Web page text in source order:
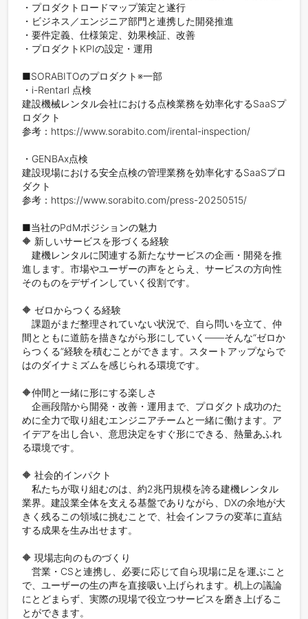
・プロダクトロードマップ策定と遂行
・ビジネス／エンジニア部門と連携した開発推進
・要件定義、仕様策定、効果検証、改善
・プロダクトKPIの設定・運用
■SORABITOのプロダクト※一部
・i-Rentarl 点検
建設機械レンタル会社における点検業務を効率化するSaaSプ
ロダクト
参考：https://www.sorabito.com/irental-inspection/
・GENBAx点検
建設現場における安全点検の管理業務を効率化するSaaSプロ
ダクト
参考：https://www.sorabito.com/press-20250515/
■当社のPdMポジションの魅力
🔶 新しいサービスを形づくる経験
建機レンタルに関連する新たなサービスの企画・開発を推
進します。市場やユーザーの声をとらえ、サービスの方向性
そのものをデザインしていく役割です。
🔶 ゼロからつくる経験
課題がまだ整理されていない状況で、自ら問いを立て、仲
間とともに道筋を描きながら形にしていく――そんな“ゼロか
らつくる”経験を積むことができます。スタートアップならで
はのダイナミズムを感じられる環境です。
🔶仲間と一緒に形にする楽しさ
企画段階から開発・改善・運用まで、プロダクト成功のた
めに全力で取り組むエンジニアチームと一緒に働けます。ア
イデアを出し合い、意思決定をすぐ形にできる、熱量あふれ
る環境です。
🔶 社会的インパクト
私たちが取り組むのは、約2兆円規模を誇る建機レンタル
業界。建設業全体を支える基盤でありながら、DXの余地が大
きく残るこの領域に挑むことで、社会インフラの変革に直結
する成果を生み出せます。
🔶 現場志向のものづくり
営業・CSと連携し、必要に応じて自ら現場に足を運ぶこと
で、ユーザーの生の声を直接吸い上げられます。机上の議論
にとどまらず、実際の現場で役立つサービスを磨き上げるこ
とができます。